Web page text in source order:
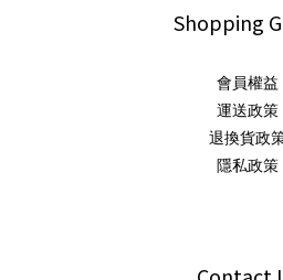
Shopping
會員權益
運送政策
退換貨政
隱私政策